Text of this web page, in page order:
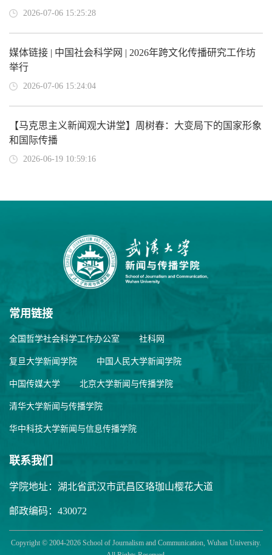
2026-07-06 15:25:28
媒体链接 | 中国社会科学网 | 2026年跨文化传播研究工作坊
举行
2026-07-06 15:24:04
【马克思主义新闻观大讲堂】周树春：大变局下的国家形象
和国际传播
2026-06-19 10:59:16
常用链接
全国哲学社会科学工作办公室 社科网
复旦大学新闻学院 中国人民大学新闻学院
中国传媒大学 北京大学新闻与传播学院
清华大学新闻与传播学院
华中科技大学新闻与信息传播学院
联系我们
学院地址：湖北省武汉市武昌区珞珈山樱花大道
邮政编码：430072
Copyright © 2004-2026 School of Journalism and Communication, Wuhan University.